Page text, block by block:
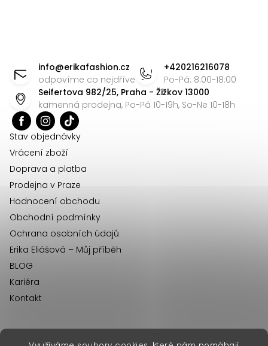
info@erikafashion.cz
odpovíme co nejdříve
+420216216078
Po-Pá: 8:00-18:00
Seifertova 982/25, Praha - Žižkov 13000
kamenná prodejna, Po-Pá 10-19h, So-Ne 10-18h
Stav objednávky
Vrácení zboží
Doprava a platba
Prodejna v Praze
Hodnocení obchodu
Obchodní podmínky
Ochrana osobních údajů
Erika Eliášová – Můj příběh
BLOG
Kariéra
Kontakt